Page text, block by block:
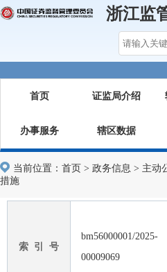
浙江监
首页 证监局介绍
办事服务 辖区数据
当前位置： 首页 > 政务信息 > 主动
措施
索 引 号
bm56000001/2025-
00009069